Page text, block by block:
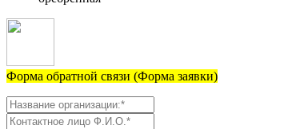
Форма обратной связи (Форма заявки)